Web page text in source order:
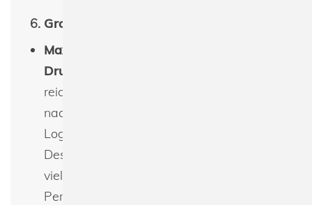
6. Großzügige Druckfläche
Maximale Druckfläche
Druckfläche von 11 x 6 cm
reichlich Platz, um den Kartenhalter
nach Ihren Wünschen zu gestalten. Ob
Logo, Monogramm oder kreatives
Design – der Card Holder bietet
vielseitige Möglichkeiten für
Personalisierungen.